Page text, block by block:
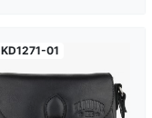
KD1271-01